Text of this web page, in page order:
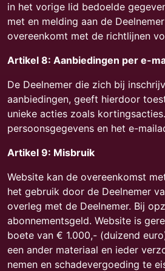
in het vorige lid bedoelde
met en melding aan de
overeenkomt met de richtlijnen
Artikel 8: Aanbiedingen per e-
De Deelnemer die zich bij
aanbiedingen, geeft hierdoor
unieke acties zoals
persoonsgegevens en het e-
Artikel 9: Misbruik
Website kan de overeenkomst
het gebruik door de Deelnemer
overleg met de Deelnemer. Bij
abonnementsgeld. Website is
boete van € 1.000,- (duizend
een ander materiaal en ieder
nemen en schadevergoeding te